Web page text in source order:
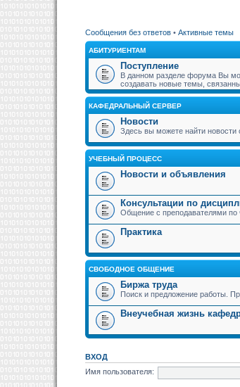
Сообщения без ответов • Активные темы
АБИТУРИЕНТАМ
Поступление
В данном разделе форума Вы
создавать новые темы,
КАФЕДРАЛЬНЫЙ СЕРВЕР
Новости
Здесь вы можете найти
УЧЕБНЫЙ ПРОЦЕСС
Новости и объявления
Консультации по
Общение с преподавателями по
Практика
СВОБОДНОЕ ОБЩЕНИЕ
Биржа труда
Поиск и предложение работы.
Внеучебная жизнь
ВХОД
Имя пользователя: